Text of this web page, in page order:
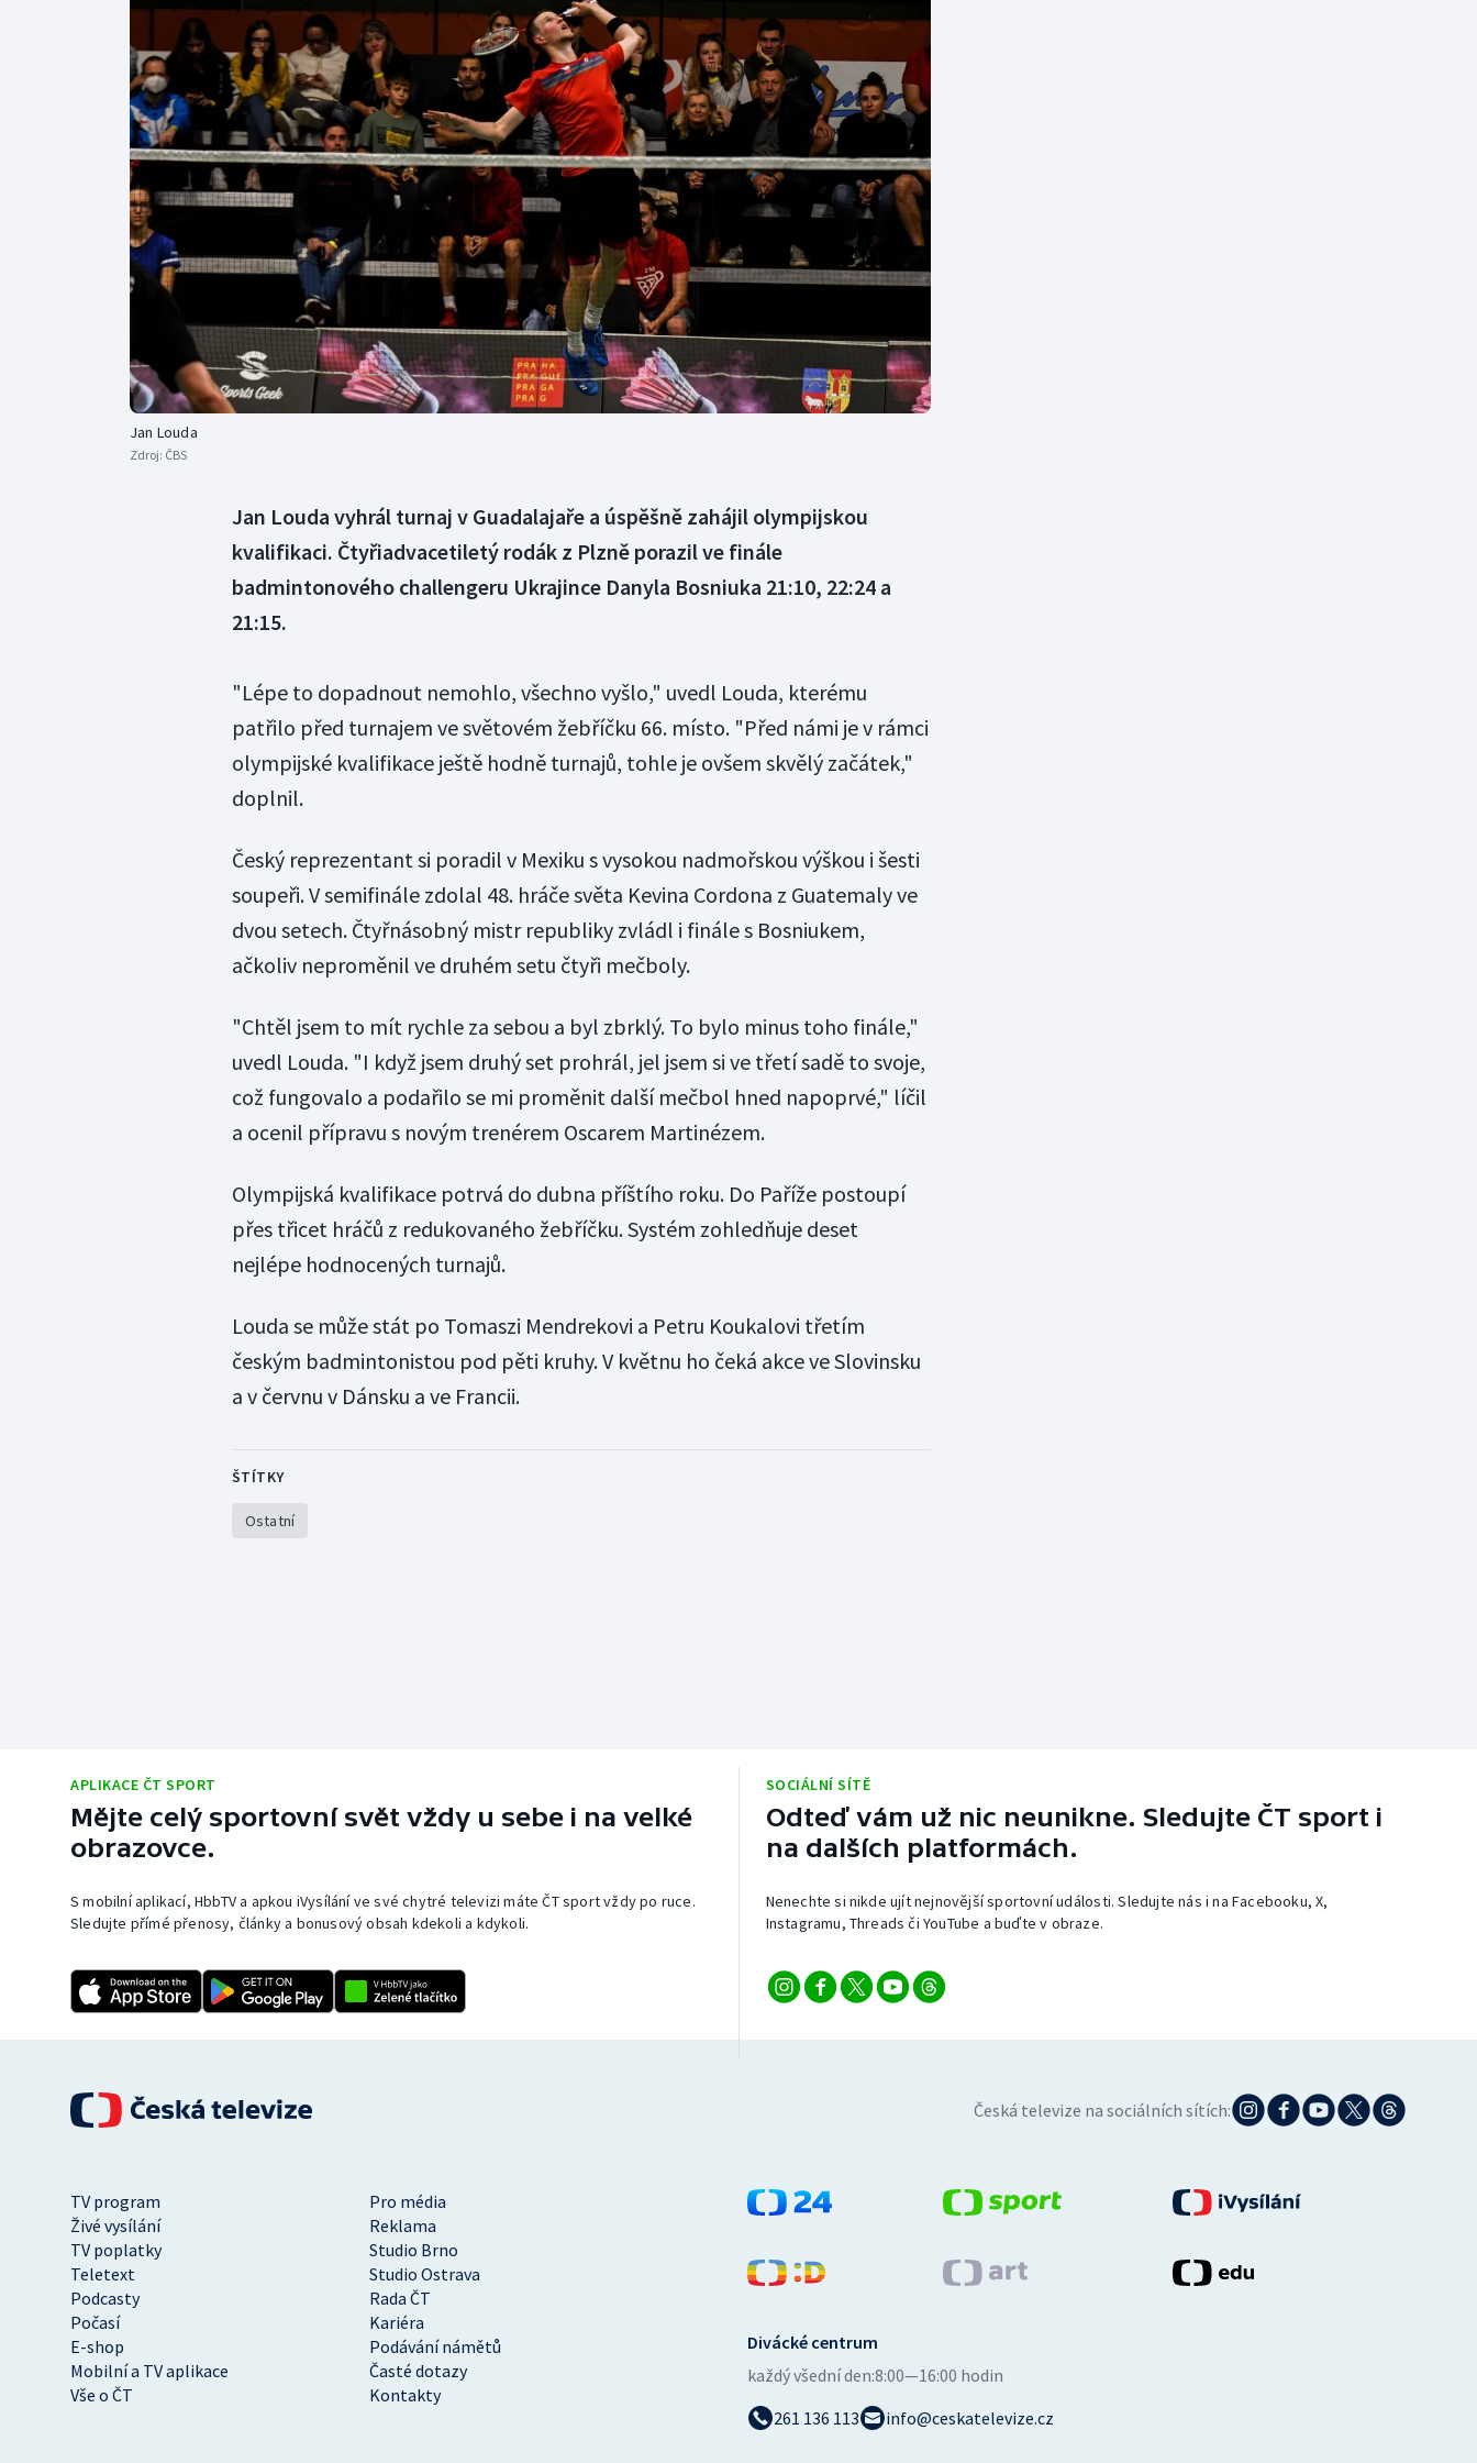
Dostihy
Florbal
Futsal
Golf
Gymnastika
Moderní pětiboj
Motorsport
Olympijské hry
Parasport
Plážový volejbal
Veslování
Vodní slalom
Volejbal
Ostatní
Jan Louda
Zdroj: ČBS
Jan Louda vyhrál turnaj v Guadalajaře a úspěšně zahájil olympijskou
kvalifikaci. Čtyřiadvacetiletý rodák z Plzně porazil ve finále
badmintonového challengeru Ukrajince Danyla Bosniuka 21:10, 22:24 a
21:15.
"Lépe to dopadnout nemohlo, všechno vyšlo," uvedl Louda, kterému
patřilo před turnajem ve světovém žebříčku 66. místo. "Před námi je v rámci
olympijské kvalifikace ještě hodně turnajů, tohle je ovšem skvělý začátek,"
doplnil.
Český reprezentant si poradil v Mexiku s vysokou nadmořskou výškou i šesti
soupeři. V semifinále zdolal 48. hráče světa Kevina Cordona z Guatemaly ve
dvou setech. Čtyřnásobný mistr republiky zvládl i finále s Bosniukem,
ačkoliv neproměnil ve druhém setu čtyři mečboly.
"Chtěl jsem to mít rychle za sebou a byl zbrklý. To bylo minus toho finále,"
uvedl Louda. "I když jsem druhý set prohrál, jel jsem si ve třetí sadě to svoje,
což fungovalo a podařilo se mi proměnit další mečbol hned napoprvé," líčil
a ocenil přípravu s novým trenérem Oscarem Martinézem.
Olympijská kvalifikace potrvá do dubna příštího roku. Do Paříže postoupí
přes třicet hráčů z redukovaného žebříčku. Systém zohledňuje deset
nejlépe hodnocených turnajů.
Louda se může stát po Tomaszi Mendrekovi a Petru Koukalovi třetím
českým badmintonistou pod pěti kruhy. V květnu ho čeká akce ve Slovinsku
a v červnu v Dánsku a ve Francii.
ŠTÍTKY
Ostatní
APLIKACE ČT SPORT
Mějte celý sportovní svět vždy u sebe i na velké
obrazovce.
S mobilní aplikací, HbbTV a apkou iVysílání ve své chytré televizi máte ČT sport vždy po ruce.
Sledujte přímé přenosy, články a bonusový obsah kdekoli a kdykoli.
SOCIÁLNÍ SÍTĚ
Odteď vám už nic neunikne. Sledujte ČT sport i
na dalších platformách.
Nenechte si nikde ujít nejnovější sportovní události. Sledujte nás i na Facebooku, X,
Instagramu, Threads či YouTube a buďte v obraze.
Česká televize na sociálních sítích:
TV program
Pro média
Živé vysílání
Reklama
TV poplatky
Studio Brno
Teletext
Studio Ostrava
Podcasty
Rada ČT
Počasí
Kariéra
E-shop
Podávání námětů
Mobilní a TV aplikace
Časté dotazy
Vše o ČT
Kontakty
Divácké centrum
každý všední den:8:00—16:00 hodin
261 136 113
info@ceskatelevize.cz